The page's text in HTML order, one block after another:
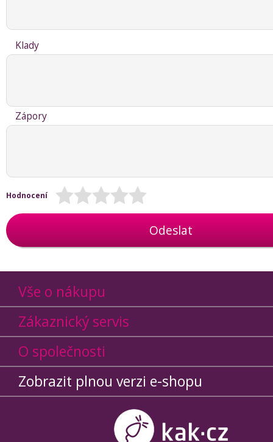
Klady
Zápory
Hodnocení
Odeslat
Vše o nákupu
Zákaznický servis
O společnosti
Zobrazit plnou verzi e-shopu